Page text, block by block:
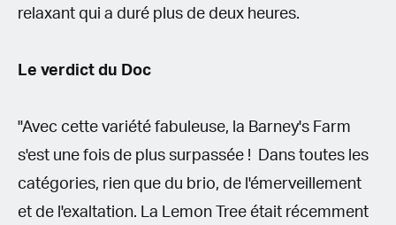
relaxant qui a duré plus de deux heures.
Le verdict du Doc
"Avec cette variété fabuleuse, la Barney's Farm
s'est une fois de plus surpassée ! Dans toutes les
catégories, rien que du brio, de l'émerveillement
et de l'exaltation. La Lemon Tree était récemment